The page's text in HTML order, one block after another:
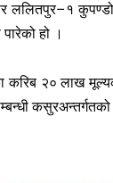
ललितपुर–१
हो ।
करिब २० लाख